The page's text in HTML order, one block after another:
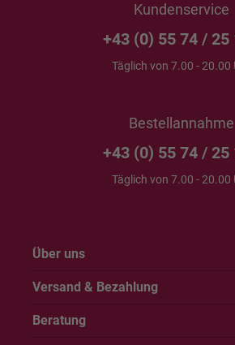
Kundenservice
+43 (0) 55 74 / 25
Täglich von 7.00 - 20.00
Bestellannahme
+43 (0) 55 74 / 25
Täglich von 7.00 - 20.00
Über uns
Versand & Bezahlung
Beratung